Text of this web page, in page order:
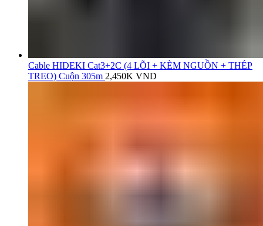
Cable HIDEKI Cat3+2C (4 LÕI + KÈM NGUỒN + THÉP
TREO) Cuộn 305m 2,450K VND